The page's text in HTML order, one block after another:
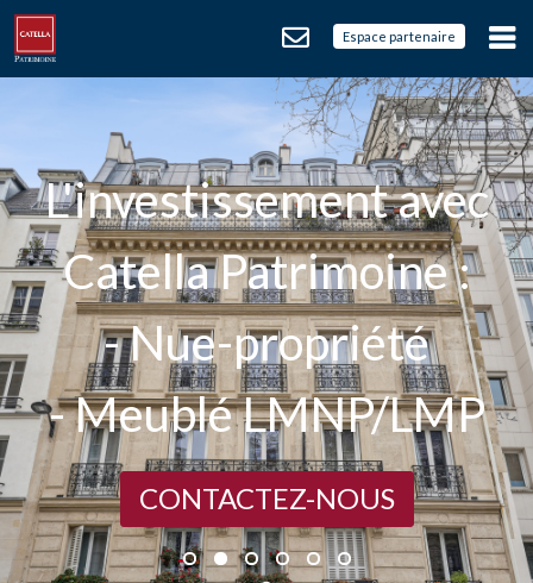
Espace partenaire
L'investissement avec
Catella Patrimoine :
- Nue-propriété
- Meublé LMNP/LMP
CONTACTEZ-NOUS